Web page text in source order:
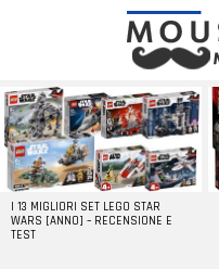
LATEST
STORIES
I 13 MIGLIORI SET LEGO STAR
WARS [ANNO] – RECENSIONE E
TEST